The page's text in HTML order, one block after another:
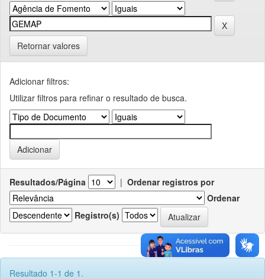
Retornar valores
Adicionar filtros:
Utilizar filtros para refinar o resultado de busca.
Resultados/Página | Ordenar registros por
Ordenar
Registro(s)
Resultado 1-1 de 1.